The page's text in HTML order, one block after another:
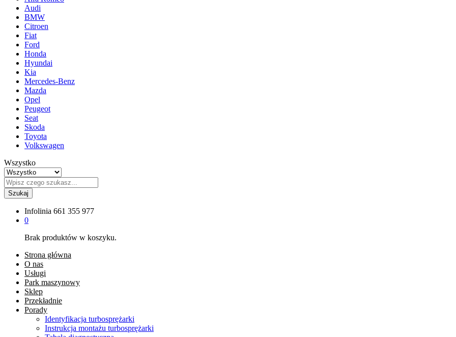
Audi
BMW
Citroen
Fiat
Ford
Honda
Hyundai
Kia
Mercedes-Benz
Mazda
Opel
Peugeot
Seat
Skoda
Toyota
Volkswagen
Wszystko
Szukaj
Infolinia 661 355 977
0
Brak produktów w koszyku.
Strona główna
O nas
Usługi
Park maszynowy
Sklep
Przekładnie
Porady
Identyfikacja turbosprężarki
Instrukcja montażu turbosprężarki